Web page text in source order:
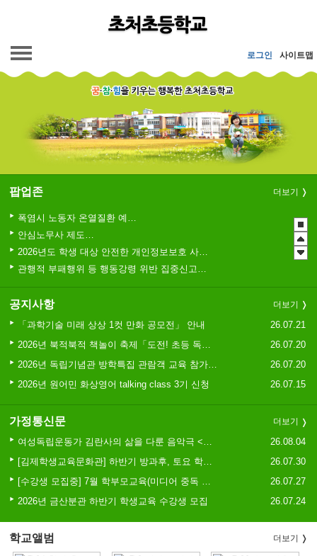
로그인 사이트맵
팝업존 더보기
2026년 초등학교 4학년 구강건강 진료지원 사업 안내
청소년 도박예방 카드뉴스
관행적 부패행위 등 행동강령 위반 집중신고기간 운영
2026년도 학생 대상 안전한 개인정보보호 사례 공모전
안심노무사 제도 홍보
폭염시 노동자 온열질환 예방수칙
2026 학생 성장 지원 학부모 아카데미 운영
공지사항 더보기
「과학기술 미래 상상 1컷 만화 공모전」 안내
26.07.21
2026년 북적북적 책놀이 축제「도전! 초등 독서골든벨」등 참여자 모집
26.07.20
2026년 독립기념관 방학특집 관람객 교육 참가가족 모집
26.07.20
2026년 원어민 화상영어 talking class 3기 신청
26.07.15
가정통신문 더보기
여성독립운동가 김란사의 삶을 다룬 음악극 <그들의 삶> 관람 안내
26.08.04
[김제학생교육문화관] 하반기 방과후, 토요 학생교육 프로그램 수강생 모집 안내
26.07.30
[수강생 모집중] 7월 학부모교육(미디어 중독 예방교육)
26.07.27
2026년 금산분관 하반기 학생교육 수강생 모집
26.07.24
학교앨범 더보기